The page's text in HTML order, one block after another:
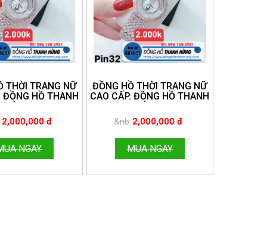
THỜI TRANG NỮ
ĐỒNG HỒ THANH
2,000,000 đ
NGAY
ĐỒNG HỒ THỜI TRANG NỮ
CAO CẤP. ĐỒNG HỒ THANH
HOTLINE:096.188.2921
&nb 2,000,000 đ
MUA NGAY